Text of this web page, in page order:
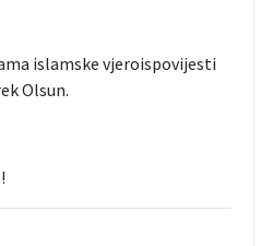
islamske vjeroispovijesti
Olsun.